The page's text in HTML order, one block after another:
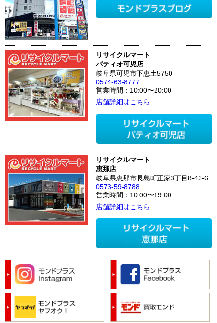
リサイクルマート
パティオ可児店
岐阜県可児市下恵土5750
0574-63-8777
営業時間：10:00〜20:00
店舗詳細はこちら
リサイクルマート
恵那店
岐阜県恵那市長島町正家3丁目8-43-6
0573-59-8788
営業時間：10:00〜19:00
店舗詳細はこちら